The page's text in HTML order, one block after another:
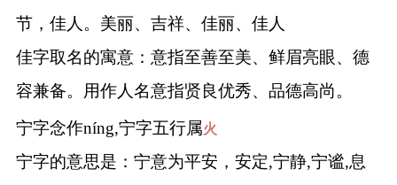
节，佳人。美丽、吉祥、佳丽、佳人
佳字取名的寓意：意指至善至美、鲜眉亮眼、德
容兼备。用作人名意指贤良优秀、品德高尚。
宁字念作níng,宁字五行属火
宁字的意思是：宁意为平安，安定,宁静,宁谧,息